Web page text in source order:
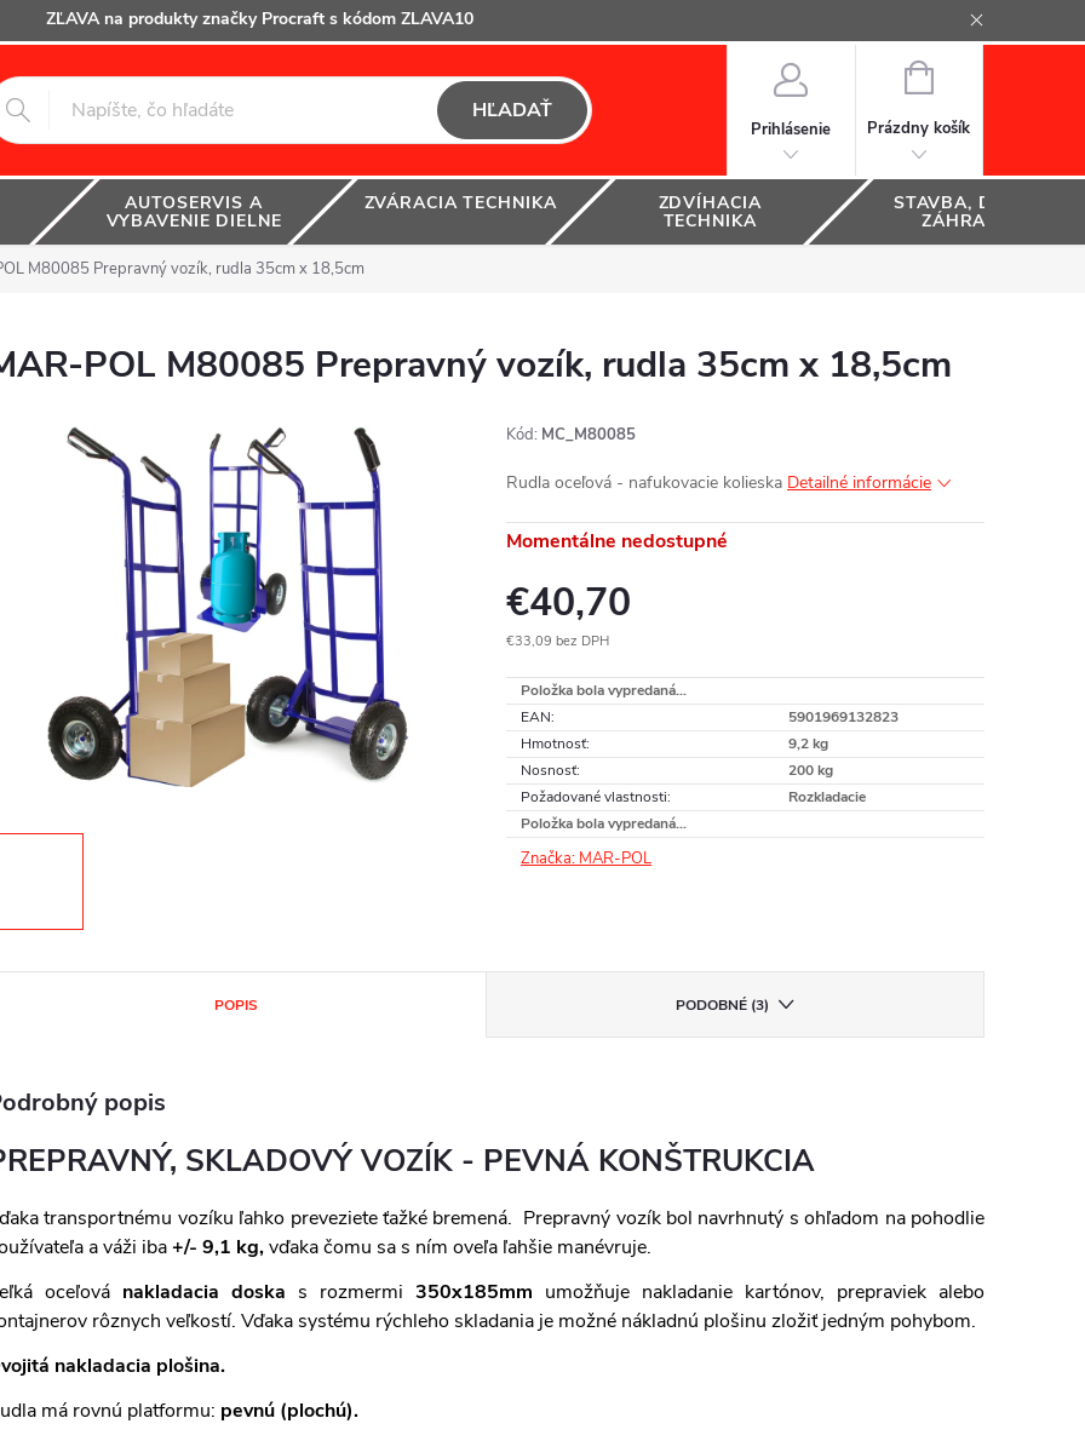
ZĽAVA na produkty značky Procraft s kódom ZLAVA10
HĽADAŤ
Prihlásenie
NÁKUPNÝ
Prázdny košík
AUTOSERVIS A
VYBAVENIE DIELNE
ZVÁRACIA TECHNIKA ZDVÍHACIA
TECHNIKA
STAVBA, DOM A
ZÁHRADA
M80085 Prepravný vozík, rudla 35cm x 18,5cm
POL M80085 Prepravný vozík, rudla 35cm x 18,5cm
Kód: MC_M80085
Rudla oceľová - nafukovacie kolieska Detailné informácie
Momentálne nedostupné
€40,70
€33,09 bez DPH
cena:
Položka bola vypredaná…
EAN:
5901969132823
Hmotnosť:
9,2 kg
Nosnosť:
200 kg
Požadované vlastnosti:
Rozkladacie
Položka bola vypredaná…
Značka: MAR-POL
POPIS PODOBNÉ (3)
popis
SKLADOVÝ VOZÍK - PEVNÁ KONŠTRUKCIA
transportnému vozíku ľahko preveziete ťažké bremená. Prepravný vozík bol navrhnutý s ohľadom na pohodlie
a váži iba+/- 9,1 kg,vďaka čomu sa s ním oveľa ľahšie manévruje.
oceľová nakladacia doska s rozmermi 350x185mm umožňuje nakladanie kartónov, prepraviek alebo
rôznych veľkostí. Vďaka systému rýchleho skladania je možné nákladnú plošinu zložiť jedným pohybom.
nakladacia plošina.
má rovnú platformu: pevnú (plochú).